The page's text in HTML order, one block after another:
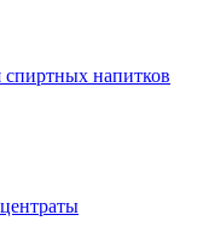
напитков